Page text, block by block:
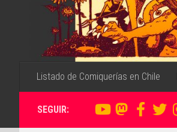
Listado de Comiquerías en Chile
SEGUIR: